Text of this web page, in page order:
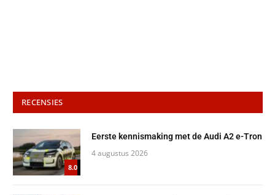
RECENSIES
8.0
Eerste kennismaking met de Audi A2 e-Tron
4 augustus 2026